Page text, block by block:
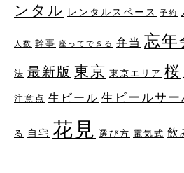
ンタル レンタルスペース 予約
人数 幹事 座ってできる 弁当 忘年
法 最新版 東京 東京エリア 桜
注意点 生ビール 生ビールサー
る 自宅 花見 選び方 電気式 飲